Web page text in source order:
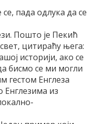
пада одлука да се
Пошто је Пекић
цитираћу њега:
историји, ако се
бисмо се ми могли
гестом Енглеза
Енглезима из